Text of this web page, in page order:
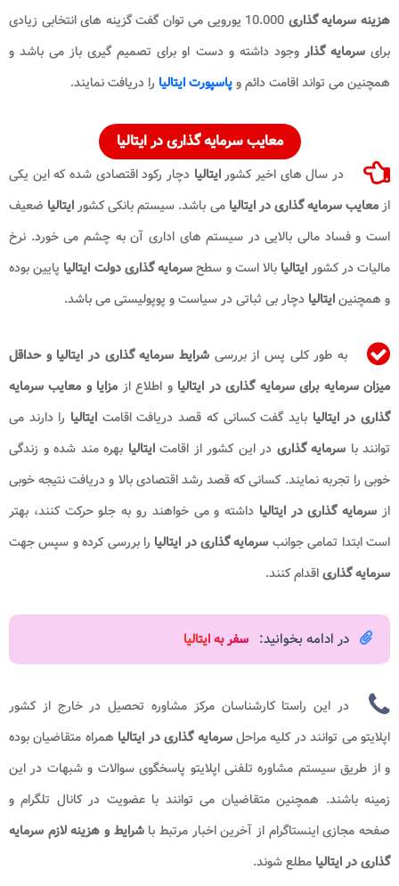
هزینه سرمایه گذاری
10.000 یورویی می توان گفت گزینه های انتخابی زیادی
برایسرمایه گذاروجود داشته و دست او برای تصمیم گیری باز می باشد و
همچنین می تواند اقامت دائم وپاسپورت ایتالیا را دریافت نمایند.
معایب سرمایه گذاری در ایتالیا
در سال های اخیر کشورایتالیا دچار رکود اقتصادی شده که این یکی
ازمعایب سرمایه گذاری در ایتالیا می باشد. سیستم بانکی کشورایتالیا ضعیف
است و فساد مالی بالایی در سیستم های اداری آن به چشم می خورد. نرخ
مالیات در کشور ایتالیا بالا است و سطحسرمایه گذاریدولت ایتالیا پایین بوده
و همچنینایتالیا دچار بی ثباتی در سیاست و پوپولیستی می باشد.
به طور کلی پس از بررسی شرایط سرمایه گذاری در ایتالیا و حداقل
میزان سرمایه برای سرمایه گذاری در ایتالیا و اطلاع از مزایا و معایب سرمایه
گذاری در ایتالیا باید گفت کسانی که قصد دریافت اقامت ایتالیا را دارند می
توانند با سرمایه گذاری در این کشور از اقامتایتالیا بهره مند شده و زندگی
خوبی را تجربه نمایند. کسانی که قصد رشد اقتصادی بالا و دریافت نتیجه خوبی
از سرمایه گذاری در ایتالیا داشته و می خواهند رو به جلو حرکت کنند، بهتر
است ابتدا تمامی جوانب سرمایه گذاری در ایتالیا را بررسی کرده و سپس جهت
سرمایه گذاریاقدام کنند.
در ادامه بخوانید: سفر به ایتالیا
در این راستا کارشناسان مرکز مشاوره تحصیل در خارج از کشور
اپلایتو می توانند در کلیه مراحلسرمایه گذاری در ایتالیا همراه متقاضیان بوده
و از طریق سیستم مشاوره تلفنی اپلایتو پاسخگوی سوالات و شبهات در این
زمینه باشند. همچنین متقاضیان می توانند با عضویت در کانال تلگرام و
صفحه مجازی اینستاگرام از آخرین اخبار مرتبط باشرایط و هزینه لازم سرمایه
گذاری در ایتالیا مطلع شوند.